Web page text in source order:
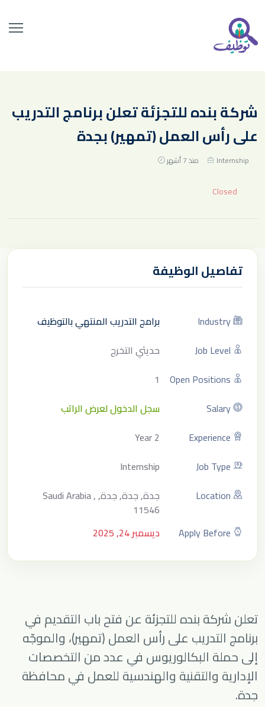
شركة بنده للتجزئة تعلن برنامج التدريب
على رأس العمل (تمهير) بجدة
Internship منذ 7 أشهر
Closed
تفاصيل الوظيفة
Industry
برامج التدريب المنتهي بالتوظيف
Job Level
حديثي التخرج
Open Positions
1
Salary
سجل الدخول لعرض الراتب
Experience
2 Year
Job Type
Internship
Location
جدة, جدة, جدة, Saudi Arabia ,
11546
Apply Before
ديسمبر 24, 2025
تعلن شركة بنده للتجزئة عن فتح باب التقديم في
برنامج التدريب على رأس العمل (تمهير)، والموجّه
إلى حملة البكالوريوس في عدد من التخصصات
الإدارية والتقنية والهندسية للعمل في محافظة
جدة.